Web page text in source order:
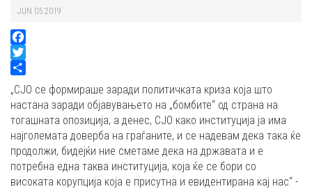
JUN 05 2019
Facebook
Twitter
Share
„СЈО се формираше заради политичката криза која што
настана заради објавувањето на „бомбите“ од страна на
тогашната опозиција, а денес, СЈО како институција ја има
најголемата доверба на граѓаните, и се надевам дека така ќе
продолжи, бидејќи ние сметаме дека на државата и е
потребна една таква институција, која ќе се бори со
високата корупција која е присутна и евидентирана кај нас“ -